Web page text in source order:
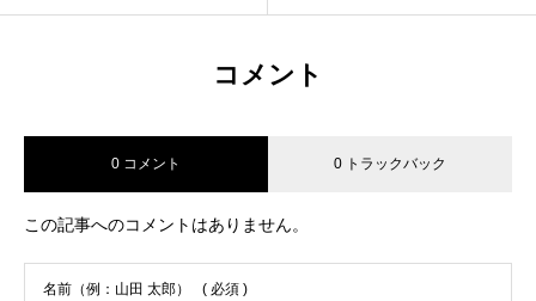
コメント
0 コメント 0 トラックバック
この記事へのコメントはありません。
名前（例：山田 太郎） ( 必須 )